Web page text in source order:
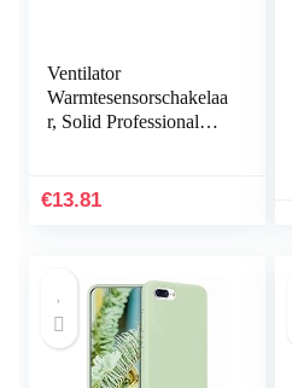
Ventilator
Warmtesensorschakelaa
r, Solid Professional
voor ATV-accessoires
€13.81